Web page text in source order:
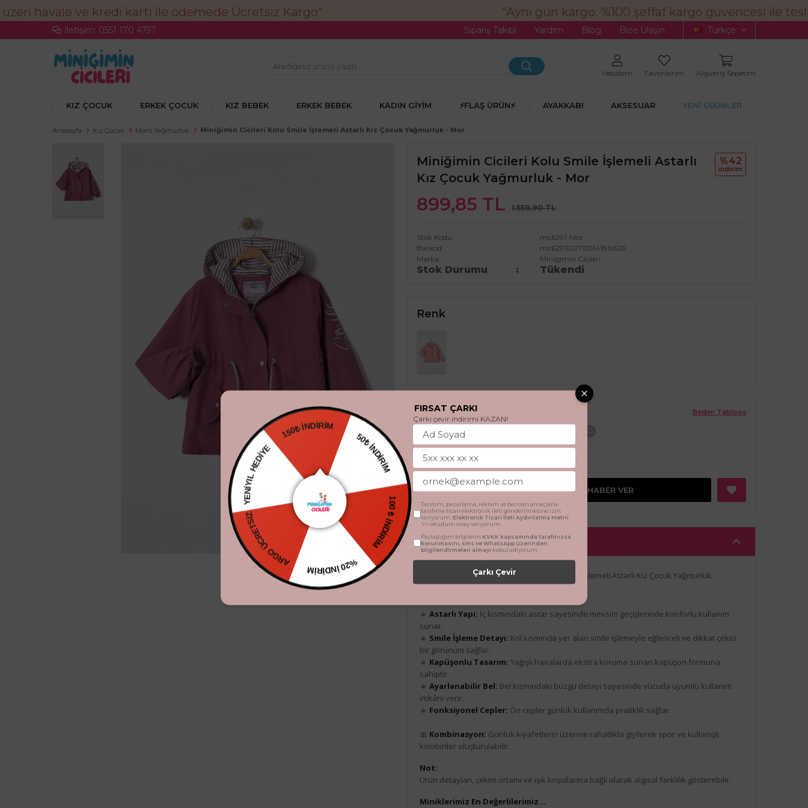
"Aynı gün kargo. %100 şeffaf kargo güvencesi ile
İletişim: 0551 170 4757 Sipariş Takibi Yardım Blog Bize Ulaşın Türkçe
Hesabım Favorilerim Alışveriş Sepetim
KIZ ÇOCUK ERKEK ÇOCUK KIZ BEBEK ERKEK BEBEK KADIN GIYIM ⚡FLAŞ ÜRÜN⚡ AYAKKABI AKSESUAR YENİ ÜRÜNLER
Anasayfa Kız Çocuk Mont Yağmurluk Miniğimin Cicileri Kolu Smile İşlemeli Astarlı Kız Çocuk Yağmurluk - Mor
Miniğimin Cicileri Kolu Smile İşlemeli Astarlı
Kız Çocuk Yağmurluk - Mor
899,85 TL 1.559,90 TL
%42
i̇ndi̇ri̇m
Stok Kodu
mc6291-Mor
Barkod
mc62911207615141816526
Marka
Minigimin Cicileri
Stok Durumu Tükendi
Renk
Beden Tablosu
Beden
5 Yaş 8 Yaş
GELINCE HABER VER
Ürün Açıklaması
Ürün Başlığı:Miniğimin Cicileri Kolu Smile İşlemeli Astarlı Kız Çocuk Yağmurluk
🔹 Astarlı Yapı: İç kısmındaki astar sayesinde mevsim geçişlerinde konforlu kullanım
sunar.
🔸 Smile İşleme Detayı: Kol kısmında yer alan smile işlemeyle eğlenceli ve dikkat çekici
bir görünüm sağlar.
🔹 Kapüşonlu Tasarım: Yağışlı havalarda ekstra koruma sunan kapüşon formuna
sahiptir.
🔸 Ayarlanabilir Bel: Bel kısmındaki büzgü detayı sayesinde vücuda uyumlu kullanım
imkânı verir.
🔹 Fonksiyonel Cepler: Ön cepler günlük kullanımda pratiklik sağlar.
🎀 Kombinasyon: Günlük kıyafetlerin üzerine rahatlıkla giyilerek spor ve kullanışlı
kombinler oluşturulabilir.
Not:
Ürün detayları, çekim ortamı ve ışık koşullarına bağlı olarak algısal farklılık gösterebilir.
Miniklerimiz En Değerlilerimiz…
150₺ İNDİRİM
50₺ İNDİRİM
100 ₺ İNDİRİM
%20 İNDİRİM
KARGO ÜCRETSİZ
YENİYIL HEDİYE
FIRSAT ÇARKI
Çarkı çevir indirimi KAZAN!
Tanıtım, pazarlama, reklam ve benzeri amaçlarla
tarafıma ticari elektronik ileti gönderilmesine izin
veriyorum. Elektronik Ticari İleti Aydınlatma Metni
'ni okudum onay veriyorum.
Paylaştığım bilgilerin KVKK kapsamında tarafınızca
korunmasını, sms ve WhatsApp üzerinden
bilgilendirmeleri almayı kabul ediyorum.
Çarkı Çevir